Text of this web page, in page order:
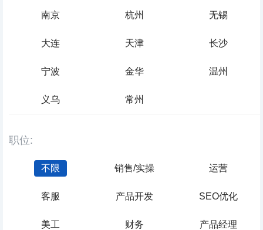
南京 杭州 无锡
大连 天津 长沙
宁波 金华 温州
义乌 常州
职位:
不限 销售/实操 运营
客服 产品开发 SEO优化
美工 财务 产品经理